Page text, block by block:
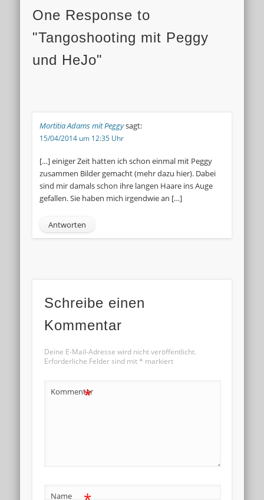
One Response to
"Tangoshooting mit Peggy
und HeJo"
Mortitia Adams mit Peggysagt:
15/04/2014 um 12:35 Uhr
[…] einiger Zeit hatten ich schon einmal mit Peggy
zusammen Bilder gemacht (mehr dazu hier). Dabei
sind mir damals schon ihre langen Haare ins Auge
gefallen. Sie haben mich irgendwie an […]
Antworten
Schreibe einen
Kommentar
Deine E-Mail-Adresse wird nicht veröffentlicht.
Erforderliche Felder sind mit * markiert
Kommentar
*
Name